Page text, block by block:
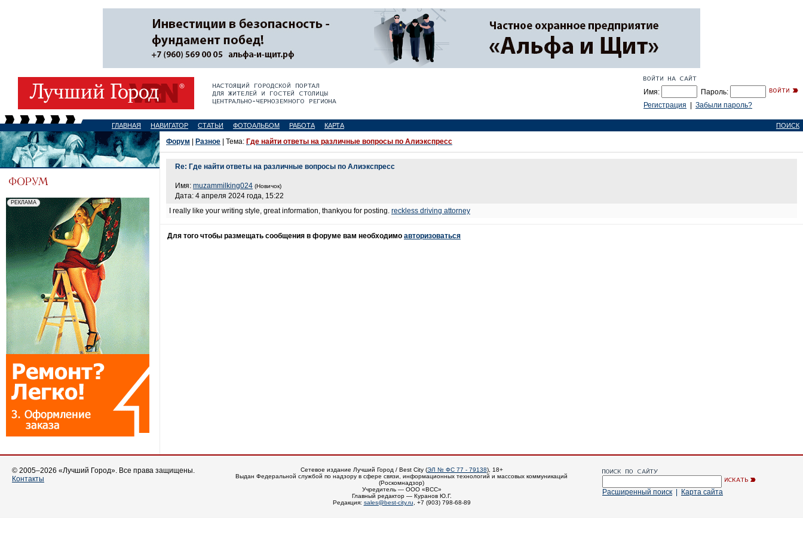
Имя:
Пароль:
Регистрация
Забыли пароль?
ГЛАВНАЯ НАВИГАТОР СТАТЬИ ФОТОАЛЬБОМ РАБОТА КАРТА ПОИСК
Форум Разное | Тема: Где найти ответы на различные вопросы по Алиэкспресс
Re: Где найти ответы на различные вопросы по Алиэкспресс
Имя: muzammilking024 (Новичок)
Дата: 4 апреля 2024 года, 15:22
I really like your writing style, great information, thankyou for posting. reckless driving attorney
Для того чтобы размещать сообщения в форуме вам необходимо авторизоваться
© 2005–2026 «Лучший Город». Все права защищены.
Контакты
Сетевое издание Лучший Город / Best City (ЭЛ № ФС 77 - 79138), 18+
Выдан Федеральной службой по надзору в сфере связи, информационных технологий и массовых коммуникаций
(Роскомнадзор)
Учредитель — ООО «ВСС»
Главный редактор — Куранов Ю.Г.
Редакция: sales@best-city.ru , +7 (903) 798-68-89
Расширенный поиск Карта сайта